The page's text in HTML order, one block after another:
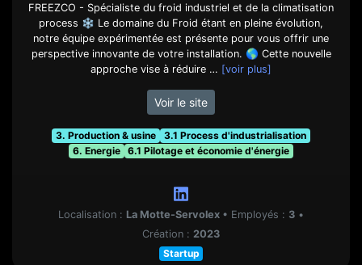
FREEZCO - Spécialiste du froid industriel et de la climatisation
process ❄️ Le domaine du Froid étant en pleine évolution,
notre équipe expérimentée est présente pour vous offrir une
perspective innovante de votre installation. 🌎 Cette nouvelle
approche vise à réduire … [voir plus]
Voir le site
3. Production & usine
3.1 Process d'industrialisation
6. Energie
6.1 Pilotage et économie d'énergie
Localisation : La Motte-Servolex • Employés : 3 •
Création : 2023
Startup